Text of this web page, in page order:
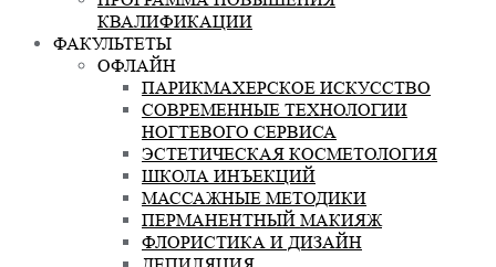
КВАЛИФИКАЦИИ
ФАКУЛЬТЕТЫ
ОФЛАЙН
ПАРИКМАХЕРСКОЕ ИСКУССТВО
СОВРЕМЕННЫЕ ТЕХНОЛОГИИ
НОГТЕВОГО СЕРВИСА
ЭСТЕТИЧЕСКАЯ КОСМЕТОЛОГИЯ
ШКОЛА ИНЪЕКЦИЙ
МАССАЖНЫЕ МЕТОДИКИ
ПЕРМАНЕНТНЫЙ МАКИЯЖ
ФЛОРИСТИКА И ДИЗАЙН